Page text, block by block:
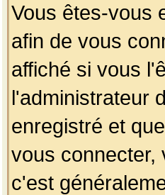
Vous êtes-vous
afin de vous
affiché si vous
l'administrateur
enregistré et
vous connecter,
c'est